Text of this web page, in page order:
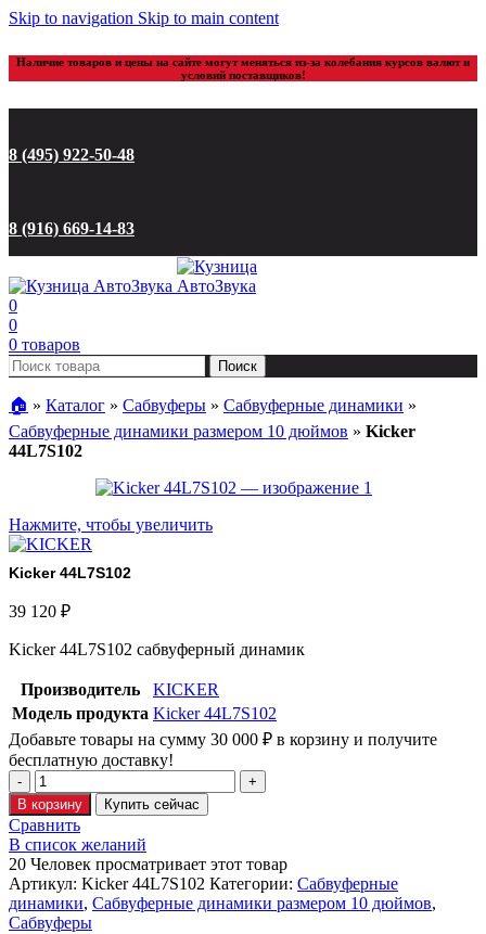
Skip to navigation Skip to main content
Наличие товаров и цены на сайте могут меняться из-за колебания курсов валют и
условий поставщиков!
8 (495) 922-50-48
8 (916) 669-14-83
0
0
0 товаров
Поиск
🏠︎ » Каталог » Сабвуферы » Сабвуферные динамики »
Сабвуферные динамики размером 10 дюймов » Kicker
44L7S102
Нажмите, чтобы увеличить
Kicker 44L7S102
39 120 ₽
Kicker 44L7S102 сабвуферный динамик
Производитель
KICKER
Модель продукта Kicker 44L7S102
Добавьте товары на сумму 30 000 ₽ в корзину и получите
бесплатную доставку!
В корзину Купить сейчас
Сравнить
В список желаний
20 Человек просматривает этот товар
Артикул: Kicker 44L7S102 Категории: Сабвуферные
динамики, Сабвуферные динамики размером 10 дюймов,
Сабвуферы